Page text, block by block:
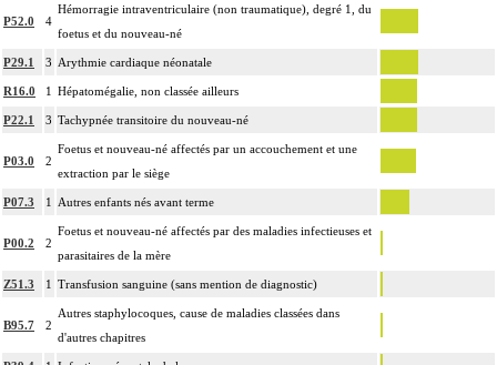
P52.0 4
Hémorragie intraventriculaire (non traumatique), degré 1, du
foetus et du nouveau-né
P29.1 3 Arythmie cardiaque néonatale
R16.0 1 Hépatomégalie, non classée ailleurs
P22.1 3 Tachypnée transitoire du nouveau-né
P03.0 2
Foetus et nouveau-né affectés par un accouchement et une
extraction par le siège
P07.3 1 Autres enfants nés avant terme
P00.2 2
Foetus et nouveau-né affectés par des maladies infectieuses et
parasitaires de la mère
Z51.3 1 Transfusion sanguine (sans mention de diagnostic)
B95.7 2
Autres staphylocoques, cause de maladies classées dans
d'autres chapitres